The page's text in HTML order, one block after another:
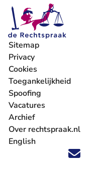
Volg ons op X (Twitter) -
Volg ons op Facebook
Volg ons op
Volg ons op
Volg ons
'Blijf op
Sitemap
Privacy
Cookies
Toegankelijkheid
Spoofing
Vacatures
- U verlaat Rechtspraak.nl
Archief
Over rechtspraak.nl
English